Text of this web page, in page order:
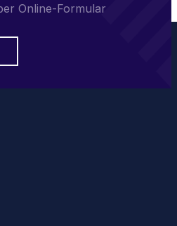
Online-Formular